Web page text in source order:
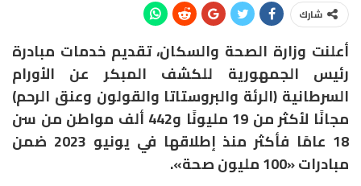
شارك
أعلنت وزارة الصحة والسكان، تقديم خدمات مبادرة
رئيس الجمهورية للكشف المبكر عن الأورام
السرطانية (الرئة والبروستاتا والقولون وعنق الرحم)
مجانًا لأكثر من 19 مليونًا و442 ألف مواطن من سن
18 عامًا فأكثر منذ إطلاقها في يونيو 2023 ضمن
مبادرات «100 مليون صحة».